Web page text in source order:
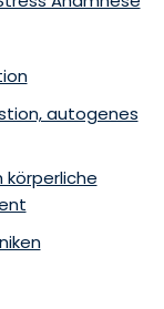
autogenes
körperliche